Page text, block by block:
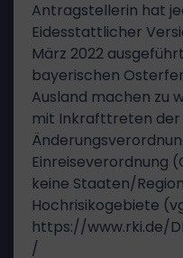
Antragstellerin hat
Eidesstattlicher
März 2022
bayerischen
Ausland machen zu
mit Inkrafttreten
Einreiseverordnung
keine Staaten/
Hochrisikogebiete
https://www.rki.de/
/